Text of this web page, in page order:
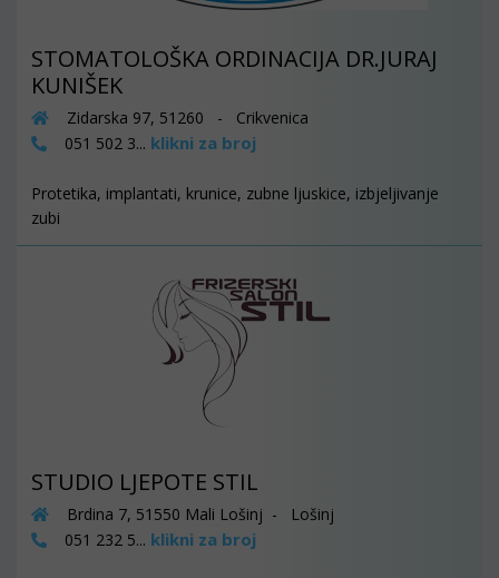
STOMATOLOŠKA ORDINACIJA DR.JURAJ
KUNIŠEK
Zidarska 97, 51260 - Crikvenica
051 502 3... klikni za broj
Protetika, implantati, krunice, zubne ljuskice, izbjeljivanje
zubi
STUDIO LJEPOTE STIL
Brdina 7, 51550 Mali Lošinj - Lošinj
051 232 5... klikni za broj